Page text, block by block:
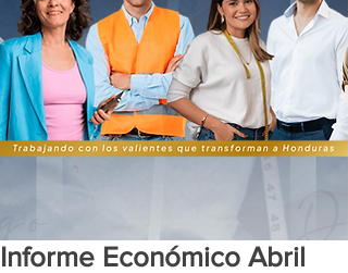
Informe Económico Abril